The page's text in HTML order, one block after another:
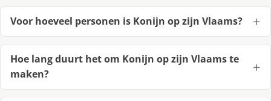
Voor hoeveel personen is Konijn op zijn Vlaams?
Hoe lang duurt het om Konijn op zijn Vlaams te
maken?